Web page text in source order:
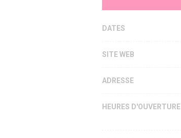
DATES
SITE WEB
ADRESSE
HEURES D'OUVERTURE